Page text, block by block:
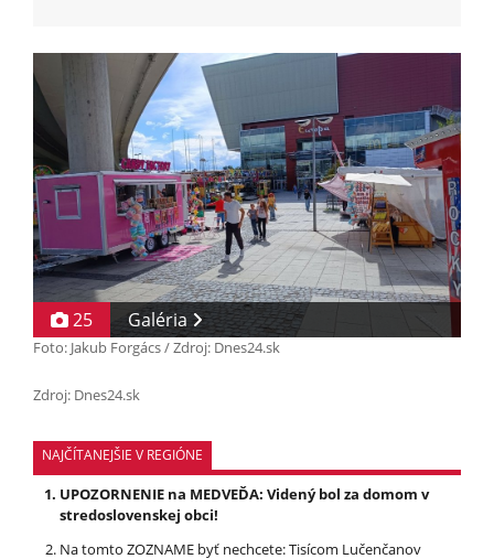
25 Galéria
Foto: Jakub Forgács / Zdroj: Dnes24.sk
Zdroj: Dnes24.sk
NAJČÍTANEJŠIE V REGIÓNE
UPOZORNENIE na MEDVEĎA: Videný bol za domom v
stredoslovenskej obci!
Na tomto ZOZNAME byť nechcete: Tisícom Lučenčanov